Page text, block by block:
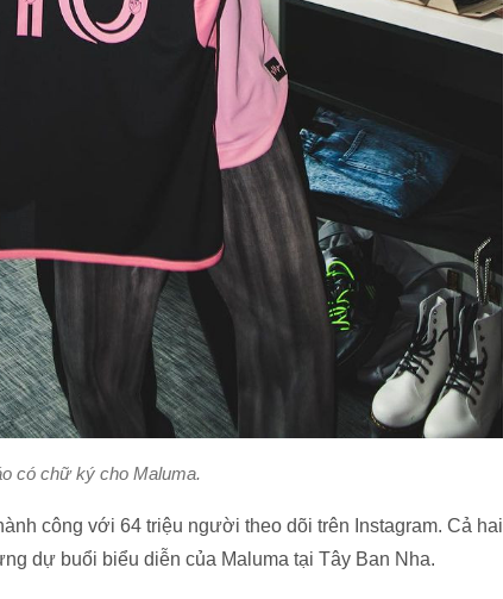
có chữ ký cho Maluma.
công với 64 triệu người theo dõi trên Instagram. Cả hai
dự buổi biểu diễn của Maluma tại Tây Ban Nha.